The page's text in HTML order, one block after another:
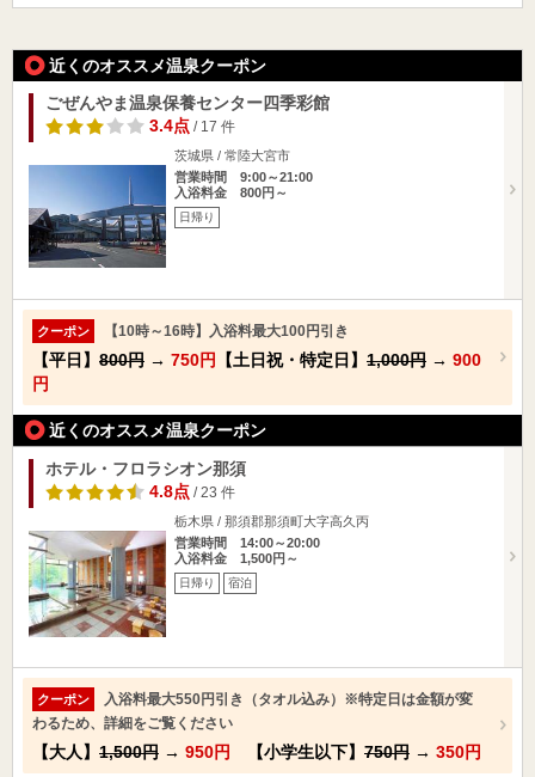
近くのオススメ温泉クーポン
ごぜんやま温泉保養センター四季彩館
3.4点/ 17 件
茨城県 / 常陸大宮市
営業時間 9:00～21:00
入浴料金 800円～
日帰り
クーポン 【10時～16時】入浴料最大100円引き
【平日】 800円 → 750円 【土日祝・特定日】 1,000円 → 900
円
近くのオススメ温泉クーポン
ホテル・フロラシオン那須
4.8点/ 23 件
栃木県 / 那須郡那須町大字高久丙
営業時間 14:00～20:00
入浴料金 1,500円～
日帰り 宿泊
クーポン
入浴料最大550円引き（タオル込み）※特定日は金額が変
わるため、詳細をご覧ください
【大人】 1,500円 → 950円 【小学生以下】 750円 → 350円